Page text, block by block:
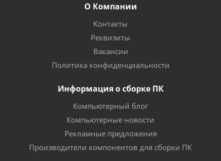
О Компании
Контакты
Реквизиты
Вакансии
Политика конфиденциальности
Информация о сборке ПК
Компьютерный блог
Компьютерные новости
Рекламные предложения
Производители компонентов для сборки ПК